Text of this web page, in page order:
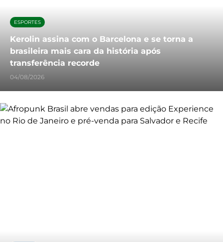
ESPORTES
Kerolin assina com o Barcelona e se torna a
brasileira mais cara da história após
transferência recorde
04/08/2026